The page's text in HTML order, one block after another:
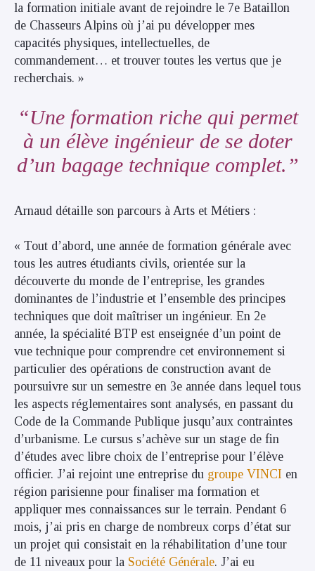
la formation initiale avant de rejoindre le 7e Bataillon
de Chasseurs Alpins où j’ai pu développer mes
capacités physiques, intellectuelles, de
commandement… et trouver toutes les vertus que je
recherchais. »
Une formation riche qui permet
à un élève ingénieur de se doter
d’un bagage technique complet.
Arnaud détaille son parcours à Arts et Métiers :
« Tout d’abord, une année de formation générale avec
tous les autres étudiants civils, orientée sur la
découverte du monde de l’entreprise, les grandes
dominantes de l’industrie et l’ensemble des principes
techniques que doit maîtriser un ingénieur. En 2e
année, la spécialité BTP est enseignée d’un point de
vue technique pour comprendre cet environnement si
particulier des opérations de construction avant de
poursuivre sur un semestre en 3e année dans lequel tous
les aspects réglementaires sont analysés, en passant du
Code de la Commande Publique jusqu’aux contraintes
d’urbanisme. Le cursus s’achève sur un stage de fin
d’études avec libre choix de l’entreprise pour l’élève
officier. J’ai rejoint une entreprise du groupe VINCI en
région parisienne pour finaliser ma formation et
appliquer mes connaissances sur le terrain. Pendant 6
mois, j’ai pris en charge de nombreux corps d’état sur
un projet qui consistait en la réhabilitation d’une tour
de 11 niveaux pour la Société Générale. J’ai eu